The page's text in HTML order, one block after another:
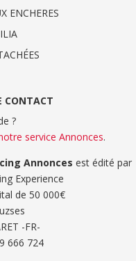
ENCHERES
CONTACT
?
service Annonces.
Annonces est édité par
Experience
de 50 000€
-FR-
666 724‬